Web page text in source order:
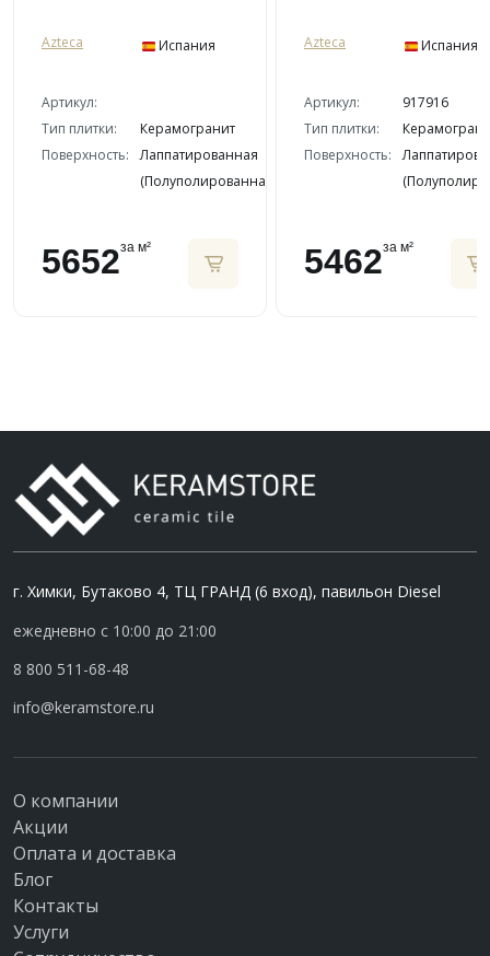
Azteca Испания
Артикул:
Тип плитки:
Керамогранит
Поверхность:
Лаппатированная
(Полуполированная)
5652за м²
Azteca Испания
Артикул:
917916
Тип плитки:
Поверхность:
5462за м²
г. Химки, Бутаково 4, ТЦ ГРАНД (6 вход), павильон Diesel
ежедневно с 10:00 до 21:00
8 800 511-68-48
info@keramstore.ru
О компании
Акции
Оплата и доставка
Блог
Контакты
Услуги